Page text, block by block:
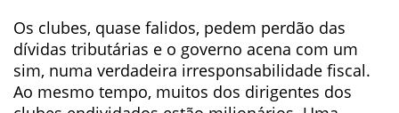
Os clubes, quase falidos, pedem perdão das
dívidas tributárias e o governo acena com um
sim, numa verdadeira irresponsabilidade fiscal.
Ao mesmo tempo, muitos dos dirigentes dos